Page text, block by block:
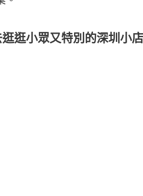
逛小眾又特別的深圳小店